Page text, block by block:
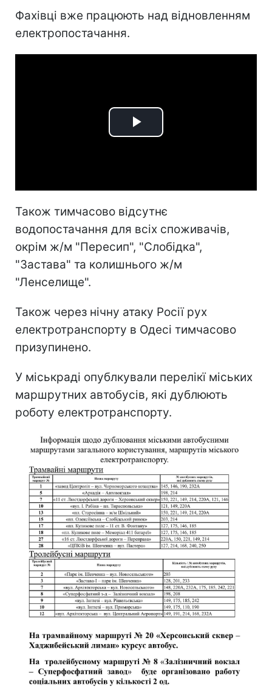
Фахівці вже працюють над відновленням
електропостачання.
Play
Також тимчасово відсутнє
водопостачання для всіх споживачів,
окрім ж/м "Пересип", "Слобідка",
"Застава" та колишнього ж/м
"Ленселище".
Також через нічну атаку Росії рух
електротранспорту в Одесі тимчасово
призупинено.
У міськраді опублкували перелікї міських
маршрутних автобусів, які дублюють
роботу електротранспорту.